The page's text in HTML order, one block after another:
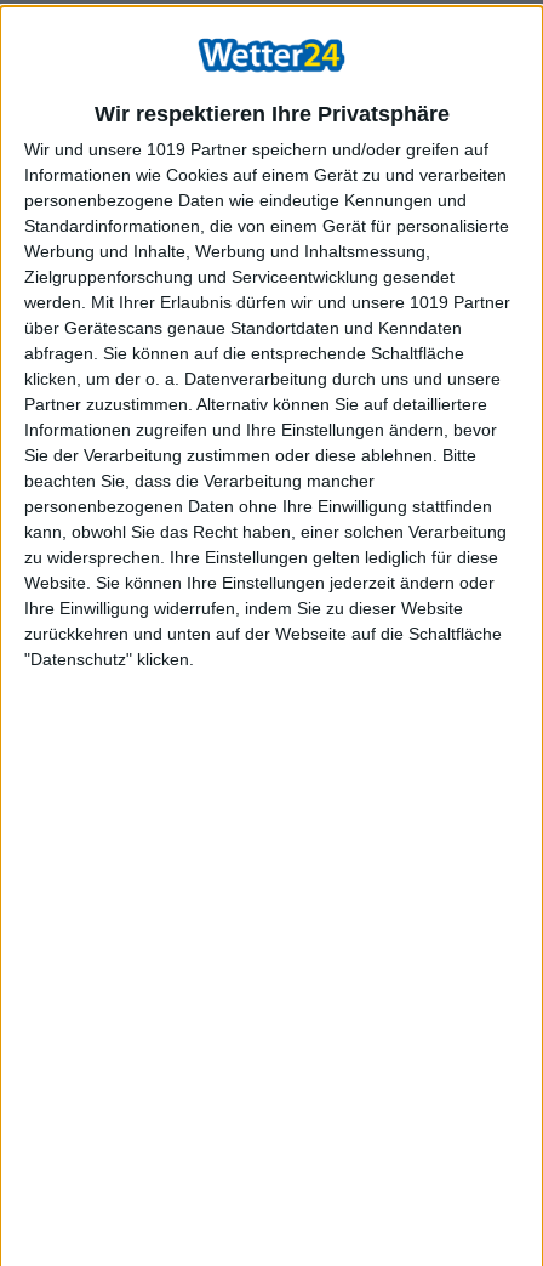
Wir respektieren Ihre Privatsphäre
Wir und unsere 1019 Partner speichern und/oder greifen auf
Informationen wie Cookies auf einem Gerät zu und verarbeiten
personenbezogene Daten wie eindeutige Kennungen und
Standardinformationen, die von einem Gerät für personalisierte
Werbung und Inhalte, Werbung und Inhaltsmessung,
Zielgruppenforschung und Serviceentwicklung gesendet
werden.
Mit Ihrer Erlaubnis dürfen wir und unsere 1019 Partner
über Gerätescans genaue Standortdaten und Kenndaten
abfragen. Sie können auf die entsprechende Schaltfläche
klicken, um der o. a. Datenverarbeitung durch uns und unsere
Partner zuzustimmen. Alternativ können Sie auf detailliertere
Informationen zugreifen und Ihre Einstellungen ändern, bevor
Sie der Verarbeitung zustimmen oder diese ablehnen.
Bitte
beachten Sie, dass die Verarbeitung mancher
personenbezogenen Daten ohne Ihre Einwilligung stattfinden
kann, obwohl Sie das Recht haben, einer solchen Verarbeitung
zu widersprechen. Ihre Einstellungen gelten lediglich für diese
Website. Sie können Ihre Einstellungen jederzeit ändern oder
Ihre Einwilligung widerrufen, indem Sie zu dieser Website
zurückkehren und unten auf der Webseite auf die Schaltfläche
"Datenschutz" klicken.